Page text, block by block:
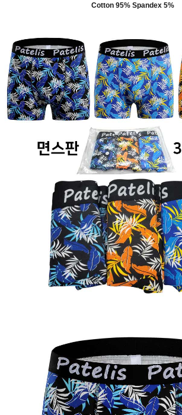
페이코 ID로 페
PAYCO 바로구매
Cotton 95% Spandex 5%